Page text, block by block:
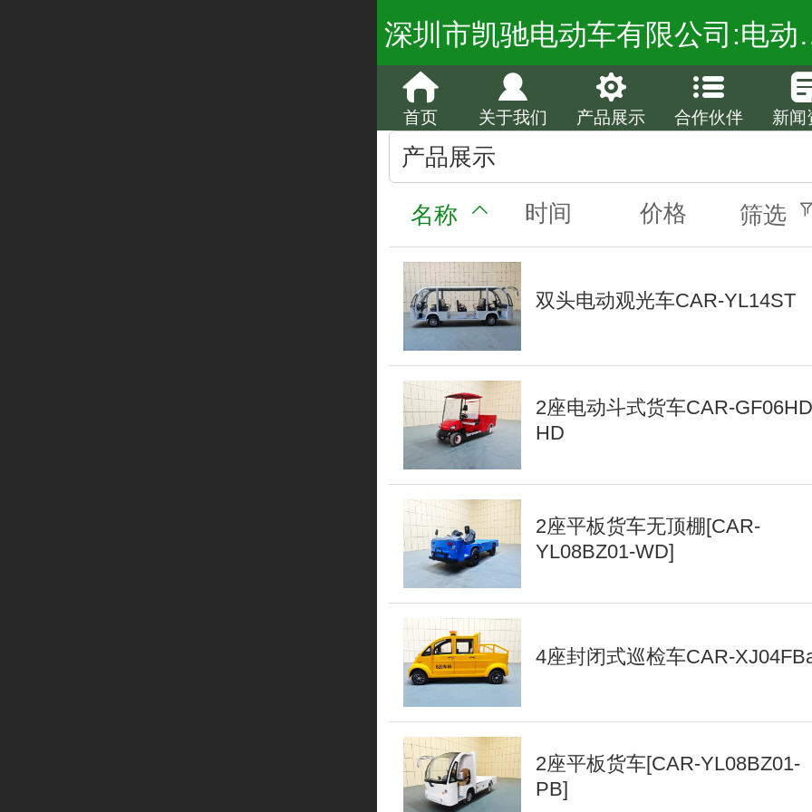
深圳市凯驰电动车有
首页 关于我们 产品展示 合作伙伴 新闻
产品展示
名称 时间 价格 筛选
双头电动观光车CAR-YL14ST
2座电动斗式货车CAR-
HD
2座平板货车无顶棚[CAR-
YL08BZ01-WD]
4座封闭式巡检车CAR-
2座平板货车[CAR-YL08BZ01-
PB]